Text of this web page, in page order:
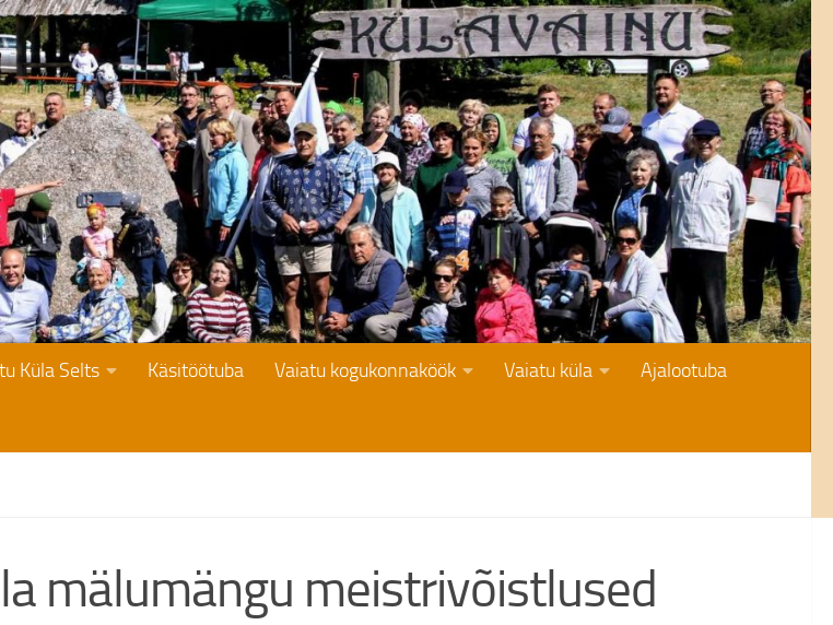
Küla Selts Käsitöötuba Vaiatu kogukonnaköök Vaiatu küla Ajalootuba
mälumängu meistrivõistlused